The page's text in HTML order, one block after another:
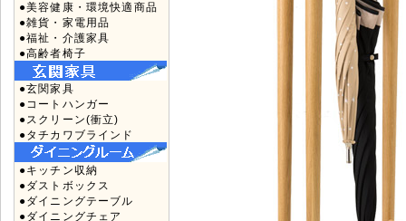
●美容健康・環境快適商品
●雑貨・家電用品
●福祉・介護家具
●高齢者椅子
●玄関家具
●コートハンガー
●スクリーン(衝立)
●タチカワブラインド
●キッチン収納
●ダストボックス
●ダイニングテーブル
●ダイニングチェア